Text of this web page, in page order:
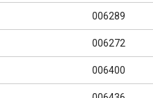
006289
006272
006400